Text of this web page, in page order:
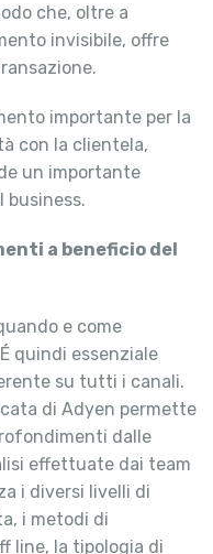
che, oltre a
invisibile, offre
importante per la
con la clientela,
un importante
business.
a beneficio del
e come
quindi essenziale
su tutti i canali.
di Adyen permette
dalle
effettuate dai team
i diversi livelli di
i metodi di
line, la tipologia di